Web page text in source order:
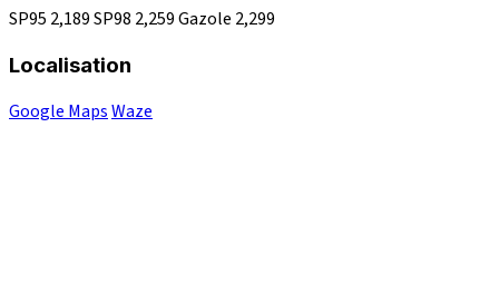
SP95 2,189SP98 2,259Gazole 2,299
Localisation
Google MapsWaze